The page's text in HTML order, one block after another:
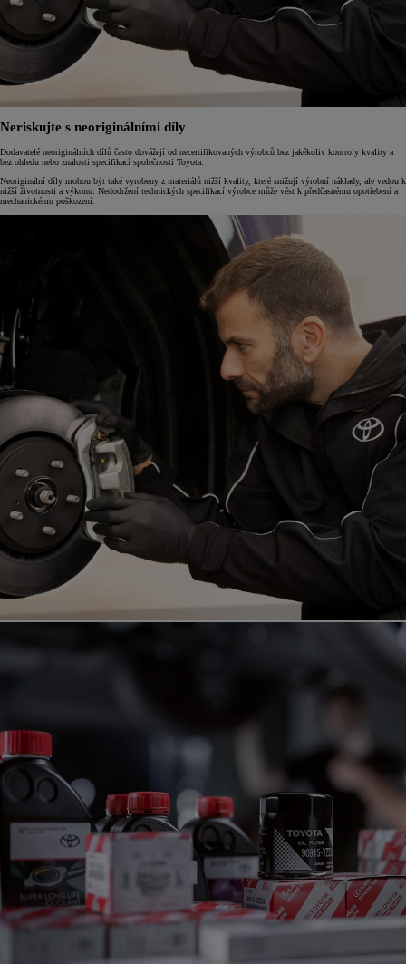
Neriskujte s neoriginálními díly
Dodavatelé neoriginálních dílů často dovážejí od necertifikovaných výrobců bez jakékoliv kontroly kvality a
bez ohledu nebo znalosti specifikací společnosti Toyota.
Neoriginální díly mohou být také vyrobeny z materiálů nižší kvality, které snižují výrobní náklady, ale vedou k
nižší životnosti a výkonu. Nedodržení technických specifikací výrobce může vést k předčasnému opotřebení a
mechanickému poškození.